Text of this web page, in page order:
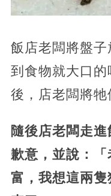
飯店老闆將盤
到食物就大口
後，店老闆將牠
隨後店老闆走
歉意，並說：
富，我想這兩